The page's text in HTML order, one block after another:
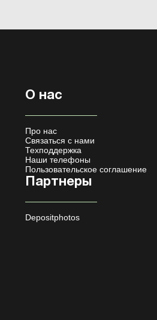
О нас
Про нас
Связаться с нами
Техподдержка
Наши телефоны
Пользовательское соглашение
Партнеры
Depositphotos